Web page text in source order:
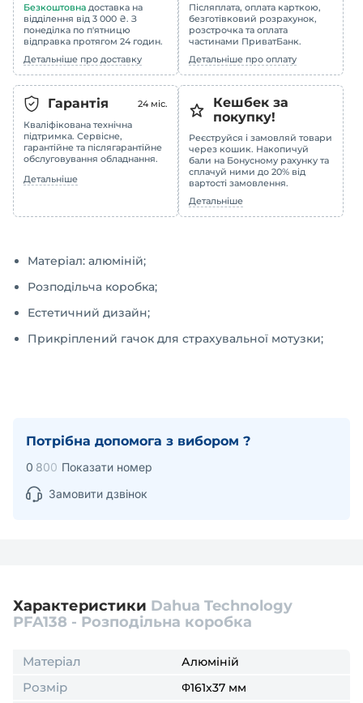
Безкоштовна доставка на
відділення від 3 000 ₴. З
понеділка по п'ятницю
відправка протягом 24 годин.
Детальніше про доставку
Післяплата, оплата карткою,
безготівковий розрахунок,
розстрочка та оплата
частинами ПриватБанк.
Детальніше про оплату
Гарантія 24 міс.
Кваліфікована технічна
підтримка. Сервісне,
гарантійне та післягарантійне
обслуговування обладнання.
Детальніше
Кешбек за
покупку!
Реєструйся і замовляй товари
через кошик. Накопичуй
бали на Бонусному рахунку та
сплачуй ними до 20% від
вартості замовлення.
Детальніше
Матеріал: алюміній;
Розподільча коробка;
Естетичний дизайн;
Прикріплений гачок для страхувальної мотузки;
Потрібна допомога з вибором ?
0 800 Показати номер
Замовити дзвінок
Характеристики Dahua Technology
PFA138 - Розподільна коробка
Матеріал Алюміній
Розмір Φ161x37 мм